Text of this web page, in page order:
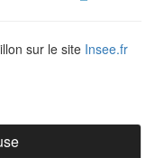
sur le site Insee.fr